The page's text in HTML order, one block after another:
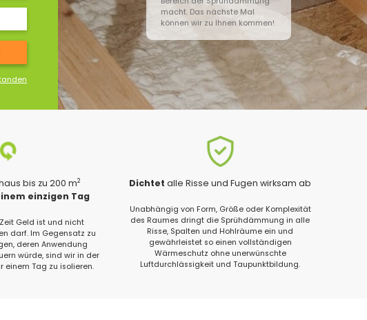
macht. Das nächste Mal
können wir zu Ihnen kommen!
bis zu 200 m2
einzigen Tag
Geld ist und nicht
darf. Im Gegensatz zu
deren Anwendung
würde, sind wir in der
einem Tag zu isolieren.
Dichtet alle Risse und Fugen wirksam ab
Unabhängig von Form, Größe oder Komplexität
des Raumes dringt die Sprühdämmung in alle
Risse, Spalten und Hohlräume ein und
gewährleistet so einen vollständigen
Wärmeschutz ohne unerwünschte
Luftdurchlässigkeit und Taupunktbildung.